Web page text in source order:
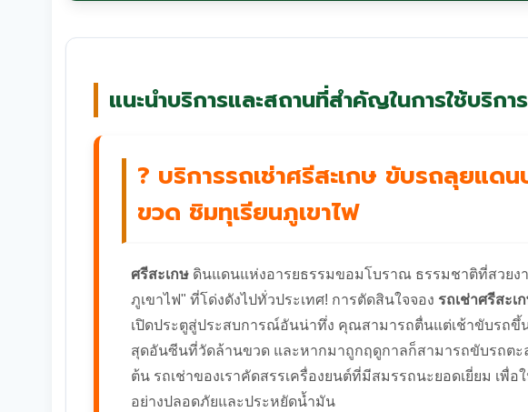
แนะนำบริการและสถานที่สำคัญในการใช้บริกา
? บริการรถเช่าศรีสะเกษ ขับรถลุยแด
ขวด ชิมทุเรียนภูเขาไฟ
ศรีสะเกษ ดินแดนแห่งอารยธรรมขอมโบราณ ธรรมชาติที่สวยง
ภูเขาไฟ" ที่โด่งดังไปทั่วประเทศ! การตัดสินใจจอง รถเช่าศรีสะเ
เปิดประตูสู่ประสบการณ์อันน่าทึ่ง คุณสามารถตื่นแต่เช้าขับรถขึ้
สุดอันซีนที่วัดล้านขวด และหากมาถูกฤดูกาลก็สามารถขับรถตะ
ต้น รถเช่าของเราคัดสรรเครื่องยนต์ที่มีสมรรถนะยอดเยี่ยม เพื่
อย่างปลอดภัยและประหยัดน้ำมัน